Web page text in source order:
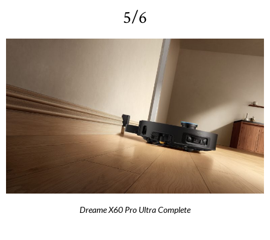
5/6
Dreame X60 Pro Ultra Complete